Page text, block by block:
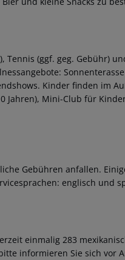
(ggf. geg. Gebühr)
Kinder finden im
Mini-Club für
Gebühren anfallen.
englisch und
einmalig 283
informieren Sie sich vor